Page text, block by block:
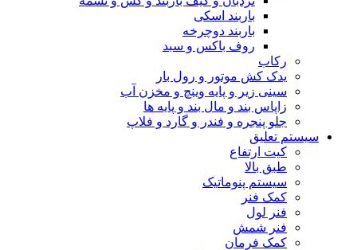
باربند اسکی
باربند دوچرخه
روف باکس و سبد
رکاب
یدک کش موتور و رول بار
سینی زیر و پایه وینچ و مخزن آب
زاپاس بند و مال بند و پایه ها
جلو پنجره و فندر و گارد و فلاپ
سیستم تعلیق
کیت ارتفاع
طبق بالا
سیستم پنوماتیک
کمک فنر
فنر لول
فنر شمش
کمک فرمان